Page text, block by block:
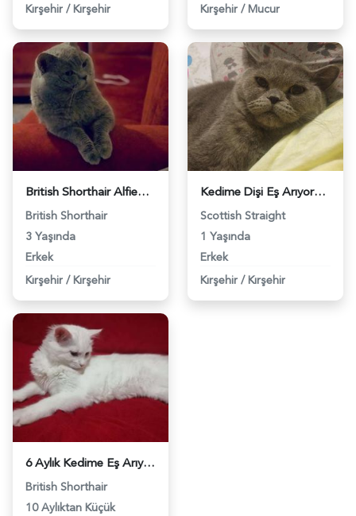
Kırşehir / Kırşehir
Kırşehir / Mucur
British Shorthair Alfie&#8217;miz İçin Dişi Kedi Arıyoruz - 7785
British Shorthair
3 Yaşında
Erkek
Kırşehir / Kırşehir
Kedime Dişi Eş Arıyorum - 10318
Scottish Straight
1 Yaşında
Erkek
Kırşehir / Kırşehir
6 Aylık Kedime Eş Arıyorum - 10346
British Shorthair
10 Aylıktan Küçük